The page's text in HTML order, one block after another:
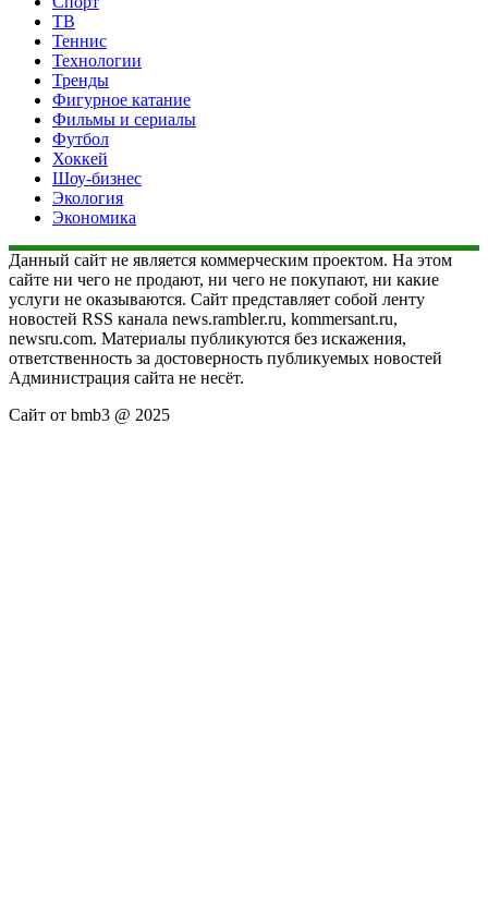
ТВ
Теннис
Технологии
Тренды
Фигурное катание
Фильмы и сериалы
Футбол
Хоккей
Шоу-бизнес
Экология
Экономика
Данный сайт не является коммерческим проектом. На этом
сайте ни чего не продают, ни чего не покупают, ни какие
услуги не оказываются. Сайт представляет собой ленту
новостей RSS канала news.rambler.ru, kommersant.ru,
newsru.com. Материалы публикуются без искажения,
ответственность за достоверность публикуемых новостей
Администрация сайта не несёт.
Сайт от bmb3 @ 2025